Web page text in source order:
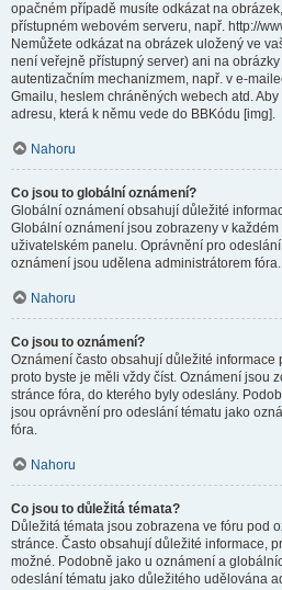
opačném případě musíte odkázat na
přístupném webovém serveru, např. http://
Nemůžete odkázat na obrázek uložený ve
není veřejně přístupný server) ani na
autentizačním mechanizmem, např. v e-
Gmailu, heslem chráněných webech atd.
adresu, která k němu vede do BBKódu [img].
Nahoru
Co jsou to globální oznámení?
Globální oznámení obsahují důležité
Globální oznámení jsou zobrazeny v
uživatelském panelu. Oprávnění pro
oznámení jsou udělena administrátorem fóra.
Nahoru
Co jsou to oznámení?
Oznámení často obsahují důležité informace
proto byste je měli vždy číst. Oznámení jsou
stránce fóra, do kterého byly odeslány.
jsou oprávnění pro odeslání tématu jako
fóra.
Nahoru
Co jsou to důležitá témata?
Důležitá témata jsou zobrazena ve fóru pod
stránce. Často obsahují důležité informace,
možné. Podobně jako u oznámení a
odeslání tématu jako důležitého udělována